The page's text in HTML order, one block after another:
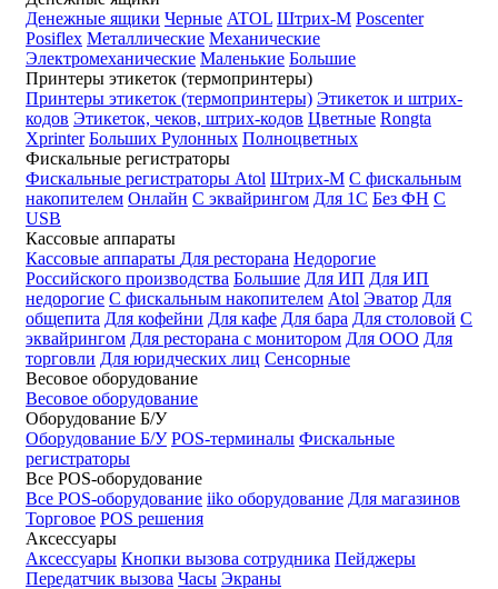
Денежные ящики Черные ATOL Штрих-М Poscenter
Posiflex Металлические Механические
Электромеханические Маленькие Большие
Принтеры этикеток (термопринтеры)
Принтеры этикеток (термопринтеры) Этикеток и штрих-
кодов Этикеток, чеков, штрих-кодов Цветные Rongta
Xprinter Больших Рулонных Полноцветных
Фискальные регистраторы
Фискальные регистраторы Atol Штрих-М С фискальным
накопителем Онлайн С эквайрингом Для 1С Без ФН С
USB
Кассовые аппараты
Кассовые аппараты Для ресторана Недорогие
Российского производства Большие Для ИП Для ИП
недорогие С фискальным накопителем Atol Эватор Для
общепита Для кофейни Для кафе Для бара Для столовой С
эквайрингом Для ресторана с монитором Для ООО Для
торговли Для юридческих лиц Сенсорные
Весовое оборудование
Весовое оборудование
Оборудование Б/У
Оборудование Б/У POS-терминалы Фискальные
регистраторы
Все POS-оборудование
Все POS-оборудование iiko оборудование Для магазинов
Торговое POS решения
Аксессуары
Аксессуары Кнопки вызова сотрудника Пейджеры
Передатчик вызова Часы Экраны